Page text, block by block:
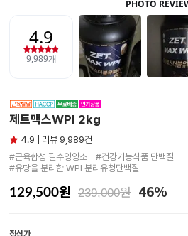
제트맥스WPI 2kg
4.9 | 리뷰 9,989건
#근육합성 필수영양소　#건강기능식품 단백질
#유당을 분리한 WPI 분리유청단백질
129,500원 239,000원 46%
정상가